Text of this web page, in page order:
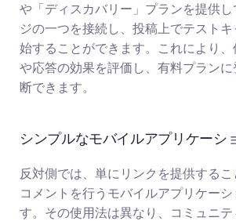
や「ディスカバリー」プランを提供
ジの一つを接続し、投稿上でテスト
始することができます。これにより、
や応答の効果を評価し、有料プラン
断できます。
シンプルなモバイルアプリケーシ
反対側では、単にリンクを提供する
コメントを行うモバイルアプリケーシ
す。その使用法は異なり、コミュニ